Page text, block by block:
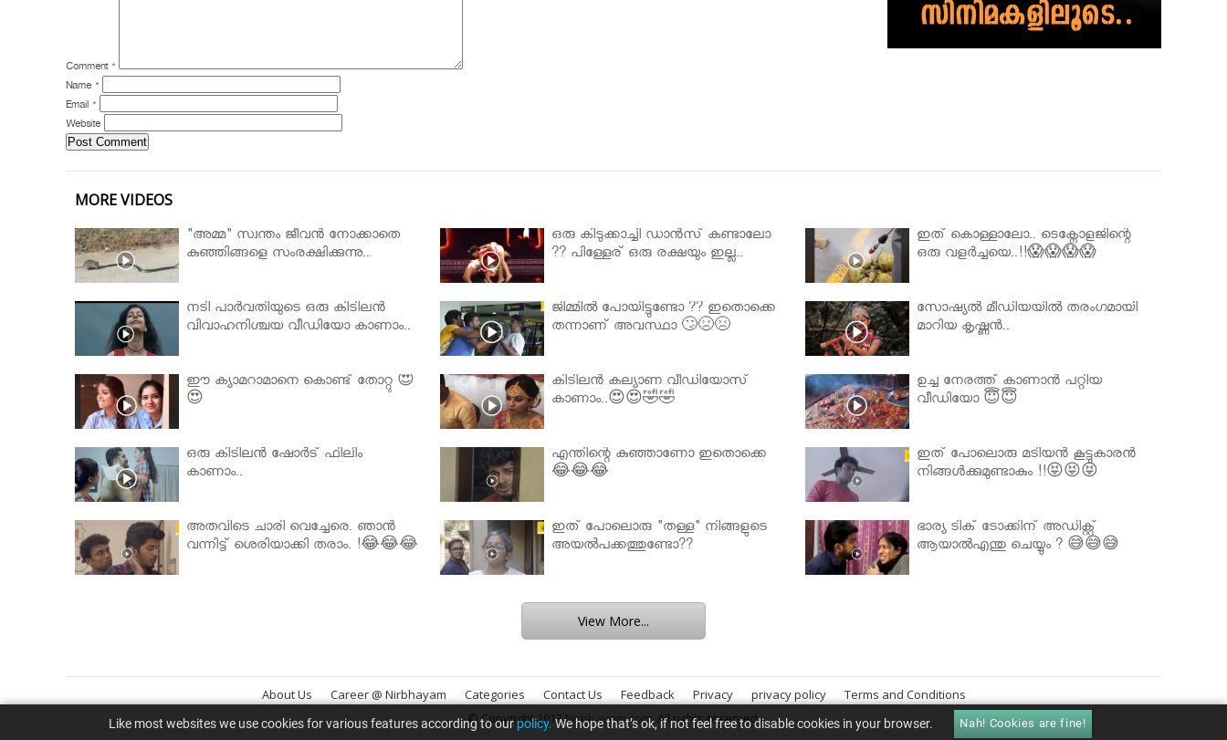
Comment *
Name *
Email *
Website
MORE VIDEOS
"അമ്മ" സ്വന്തം ജീവൻ നോക്കാതെ
കുഞ്ഞിങ്ങളെ സംരക്ഷിക്കുന്നു..
ഒരു കിടുക്കാച്ചി ഡാൻസ് കണ്ടാലോ
?? പിള്ളേര് ഒരു രക്ഷയും ഇല്ല..
ഇത് കൊള്ളാലോ.. ടെക്നോളജിന്റെ
ഒരു വളർച്ചയെ..!!😱😱😱😱
നടി പാർവതിയുടെ ഒരു കിടിലൻ
വിവാഹനിശ്ചയ വീഡിയോ കാണാം..
ജിമ്മിൽ പോയിട്ടുണ്ടോ ?? ഇതൊക്കെ
തന്നാണ് അവസ്ഥാ 🙄😣😣
സോഷ്യൽ മീഡിയയിൽ തരംഗമായി
മാറിയ കൃഷ്ണൻ..
ഈ ക്യാമറാമാനെ കൊണ്ട് തോറ്റു 😍
😍
കിടിലൻ കല്യാണ വീഡിയോസ്
കാണാം..😍😍🤣🤣
ഉച്ച നേരത്ത് കാണാൻ പറ്റിയ
വീഡിയോ 😇😇
ഒരു കിടിലൻ ഷോർട് ഫിലിം
കാണാം..
എന്തിന്റെ കുഞ്ഞാണോ ഇതൊക്കെ
😂😂😂
ഇത് പോലൊരു മടിയൻ കൂട്ടുകാരൻ
നിങ്ങൾക്കുമുണ്ടാകും !!😝😝😝
അതവിടെ ചാരി വെച്ചേരെ. ഞാൻ
വന്നിട്ട് ശെരിയാക്കി തരാം. !😂😂😂
ഇത് പോലൊരു "തള്ള" നിങ്ങളുടെ
അയല്‍പക്കത്തുണ്ടോ??
ഭാര്യ ടിക് ടോക്കിന് അഡിക്റ്റ്
ആയാൽഎന്തു ചെയ്യും ? 😅😅😅
View More...
About Us Career @ Nirbhayam Categories Contact Us Feedback Privacy privacy policy
Terms and Conditions
© Copyright 2013Nirbhayam.com. All rights reserved.
Like most websites we use cookies for various features according to ourpolicy.We hope that’s ok, if not feel free to disable cookies in your browser. Nah! Cookies are fine!